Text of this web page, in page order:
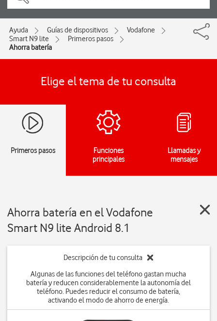
Ayuda Guías de dispositivos
Vodafone
Smart N9 lite
Primeros pasos
Ahorra batería
Elige el tema de tu consulta
Primeros pasos
Funciones
principales
Llamadas y
mensajes
Ahorra batería en el Vodafone
Smart N9 lite Android 8.1
Descripción de tu consulta
Algunas de las funciones del teléfono gastan mucha
batería y reducen considerablemente la autonomía del
teléfono. Puedes reducir el consumo de batería,
activando el modo de ahorro de energía.